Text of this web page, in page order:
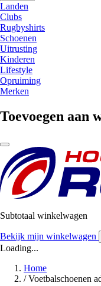
Landen
Clubs
Rugbyshirts
Schoenen
Uitrusting
Kinderen
Lifestyle
Opruiming
Merken
Toevoegen aan
Subtotaal winkelwagen
Bekijk mijn winkelwagen
Loading...
Home
/ Voetbalschoenen